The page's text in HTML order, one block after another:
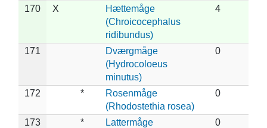
170 X
Hættemåge
(Chroicocephalus
ridibundus)
4
171
Dværgmåge
(Hydrocoloeus
minutus)
0
172 *
Rosenmåge
(Rhodostethia rosea)
0
173 *
Lattermåge
0